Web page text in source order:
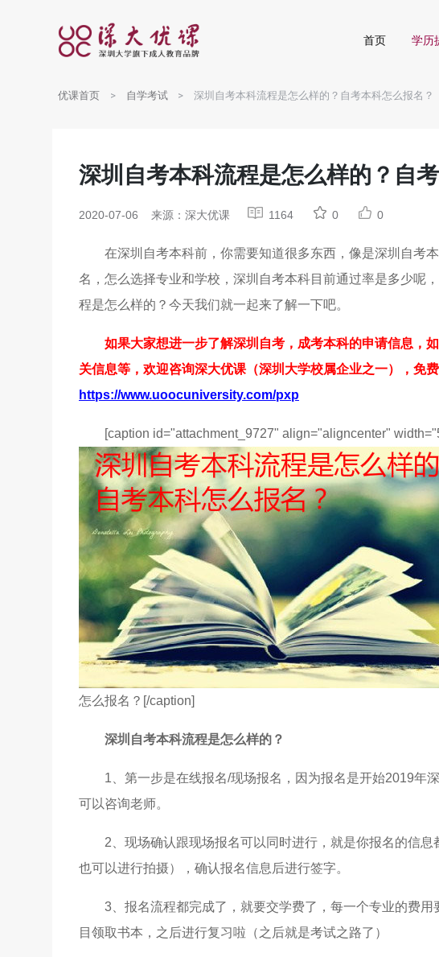
首页 学历
优课首页 自学考试 深圳自考本科流程是怎么样的？自考本科怎么报名？
深圳自考本科流程是怎么样的？自
2020-07-06 来源：深大优课 1164 0 0
在深圳自考本科前，你需要知道很多东西，像是深圳自考
名，怎么选择专业和学校，深圳自考本科目前通过率是多少呢
程是怎么样的？今天我们就一起来了解一下吧。
如果大家想进一步了解深圳自考，成考本科的申请信息，
关信息等，欢迎咨询深大优课（深圳大学校属企业之一），免费
https://www.uoocuniversity.com/pxp
[caption id="attachment_9727" align="aligncenter"
怎么报名？[/caption]
深圳自考本科流程是怎么样的？
1、第一步是在线报名/现场报名，因为报名是开始2019年
可以咨询老师。
2、现场确认跟现场报名可以同时进行，就是你报名的信
也可以进行拍摄），确认报名信息后进行签字。
3、报名流程都完成了，就要交学费了，每一个专业的费
目领取书本，之后进行复习啦（之后就是考试之路了）